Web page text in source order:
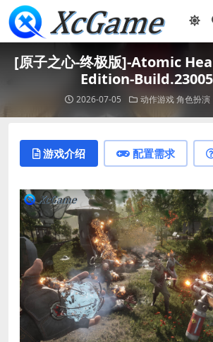
[原子之心-终极版]-Atomic
Edition-
2026-07-05 动作游戏角色扮演
游戏介绍 配置需求